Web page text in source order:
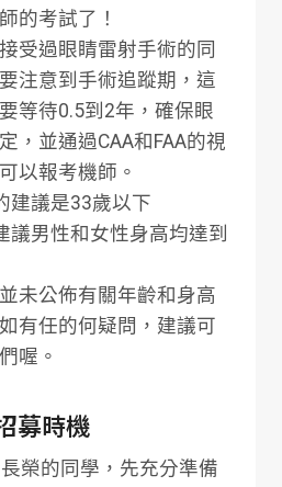
的考試了！
受過眼睛雷射手術的同
注意到手術追蹤期，這
等待0.5到2年，確保眼
，並通過CAA和FAA的視
以報考機師。
建議是33歲以下
議男性和女性身高均達到
未公佈有關年齡和身高
有任的何疑問，建議可
喔。
募時機
榮的同學，先充分準備